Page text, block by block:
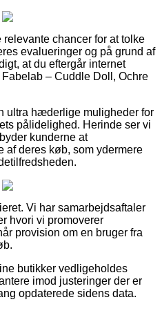
chancer for at tolke
evalueringer og på grund af
at du eftergår internet
– Cuddle Doll, Ochre
ultra hæderlige muligheder for
pålidelighed. Herinde ser vi
kunderne at
deres køb, som ydermere
Vi har samarbejdsaftaler
hvori vi promoverer
provision om en bruger fra
butikker vedligeholdes
imod justeringer der er
opdaterede sidens data.